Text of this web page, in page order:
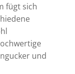
fügt sich
und